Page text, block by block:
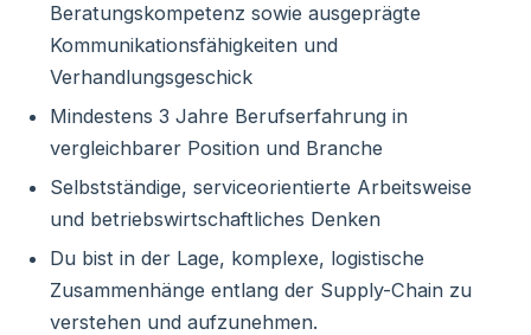
Beratungskompetenz sowie ausgeprägte
Kommunikationsfähigkeiten und
Verhandlungsgeschick
Mindestens 3 Jahre Berufserfahrung in
vergleichbarer Position und Branche
Selbstständige, serviceorientierte Arbeitsweise
und betriebswirtschaftliches Denken
Du bist in der Lage, komplexe, logistische
Zusammenhänge entlang der Supply-Chain zu
verstehen und aufzunehmen.